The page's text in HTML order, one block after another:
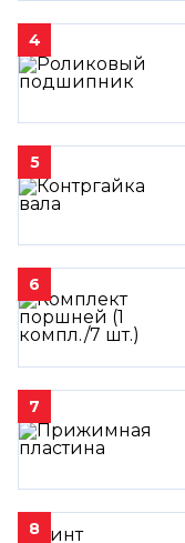
4
5
6
7
8